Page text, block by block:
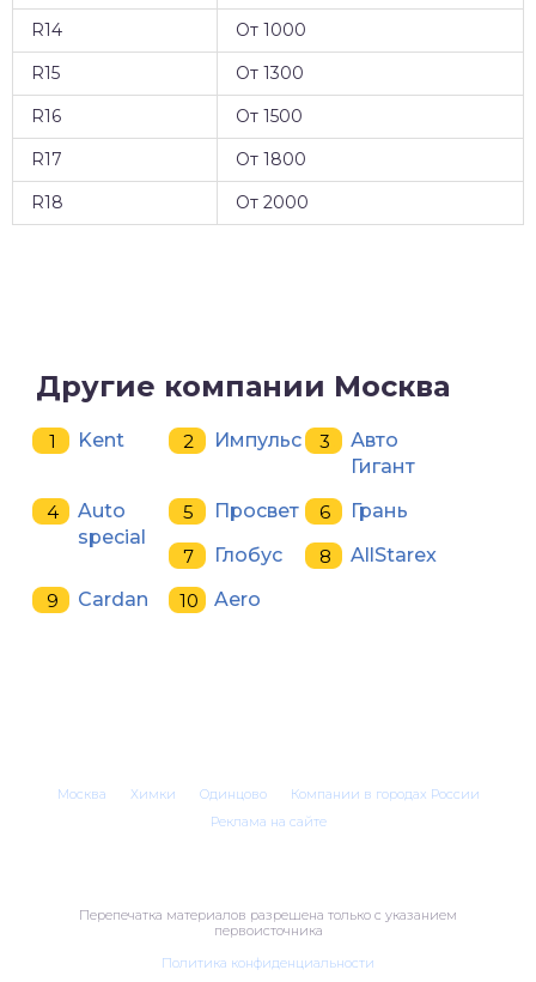
R14
От 1000
R15
От 1300
R16
От 1500
R17
От 1800
R18
От 2000
Другие компании Москва
Kent Импульс
Авто
Гигант
Auto
special
Просвет
Грань
Глобус
AllStarex
Cardan
Aero
Москва Химки Одинцово
Компании в городах России
Реклама на сайте
Перепечатка материалов разрешена только с указанием
первоисточника
Политика конфиденциальности